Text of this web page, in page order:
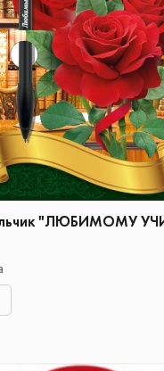
"ЛЮБИМОМУ